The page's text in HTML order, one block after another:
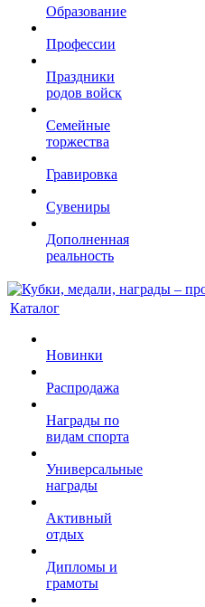
Образование
Профессии
Праздники
родов войск
Семейные
торжества
Гравировка
Сувениры
Дополненная
реальность
Каталог
Новинки
Распродажа
Награды по
видам спорта
Универсальные
награды
Активный
отдых
Дипломы и
грамоты